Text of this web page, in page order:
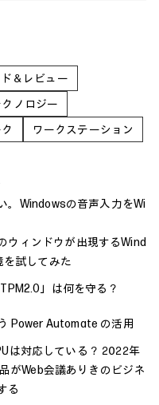
＆レビュー
ノロジー
ワークステーション
。Windowsの音声入力をWi
ウィンドウが出現するWind
を試してみた
」は何を守る？
Power Automate の活用
は対応している？ 2022年
がWeb会議ありきのビジネ
る